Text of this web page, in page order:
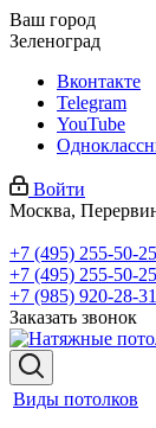
Ваш город
Зеленоград
Вконтакте
Telegram
YouTube
Войти
Москва,
+7 (495) 255-50-25
+7 (495) 255-50-25
+7 (985) 920-28-31
Заказать звонок
Виды потолков